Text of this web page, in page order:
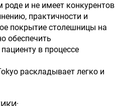
и не имеет конкурентов
практичности и
покрытие столешницы на
обеспечить
в процессе
раскладывает легко и